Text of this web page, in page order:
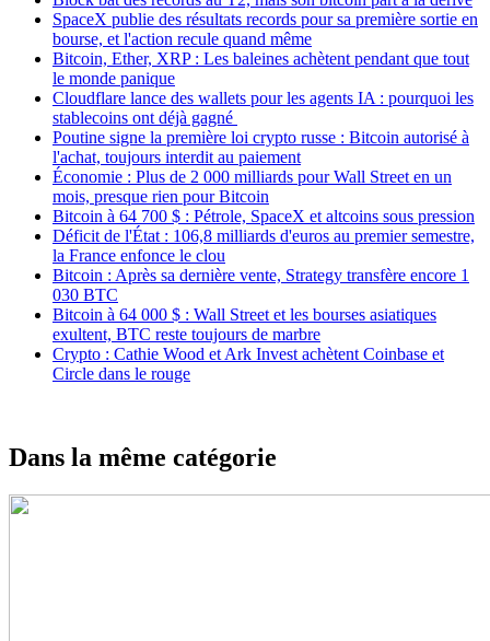
SpaceX publie des résultats records pour sa première sortie en
bourse, et l'action recule quand même
Bitcoin, Ether, XRP : Les baleines achètent pendant que tout
le monde panique
Cloudflare lance des wallets pour les agents IA : pourquoi les
stablecoins ont déjà gagné
Poutine signe la première loi crypto russe : Bitcoin autorisé à
l'achat, toujours interdit au paiement
Économie : Plus de 2 000 milliards pour Wall Street en un
mois, presque rien pour Bitcoin
Bitcoin à 64 700 $ : Pétrole, SpaceX et altcoins sous pression
Déficit de l'État : 106,8 milliards d'euros au premier semestre,
la France enfonce le clou
Bitcoin : Après sa dernière vente, Strategy transfère encore 1
030 BTC
Bitcoin à 64 000 $ : Wall Street et les bourses asiatiques
exultent, BTC reste toujours de marbre
Crypto : Cathie Wood et Ark Invest achètent Coinbase et
Circle dans le rouge
Dans la même catégorie